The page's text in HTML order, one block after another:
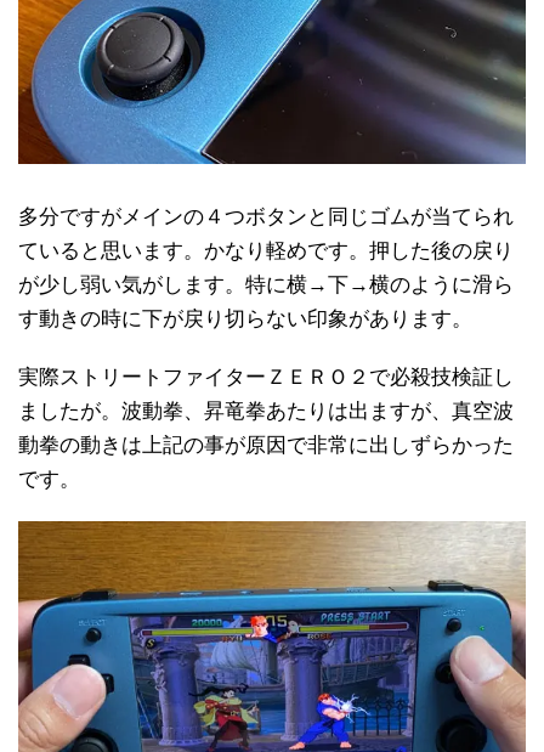
多分ですがメインの４つボタンと同じゴムが当てられ
ていると思います。かなり軽めです。押した後の戻り
が少し弱い気がします。特に横→下→横のように滑ら
す動きの時に下が戻り切らない印象があります。
実際ストリートファイターＺＥＲＯ２で必殺技検証し
ましたが。波動拳、昇竜拳あたりは出ますが、真空波
動拳の動きは上記の事が原因で非常に出しずらかった
です。